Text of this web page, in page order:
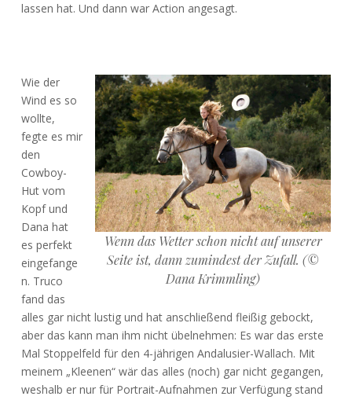
lassen hat. Und dann war Action angesagt.
Wenn das Wetter schon nicht auf unserer
Seite ist, dann zumindest der Zufall. (©
Dana Krimmling)
Wie der
Wind es so
wollte,
fegte es mir
den
Cowboy-
Hut vom
Kopf und
Dana hat
es perfekt
eingefange
n. Truco
fand das
alles gar nicht lustig und hat anschließend fleißig gebockt,
aber das kann man ihm nicht übelnehmen: Es war das erste
Mal Stoppelfeld für den 4-jährigen Andalusier-Wallach. Mit
meinem „Kleenen“ wär das alles (noch) gar nicht gegangen,
weshalb er nur für Portrait-Aufnahmen zur Verfügung stand